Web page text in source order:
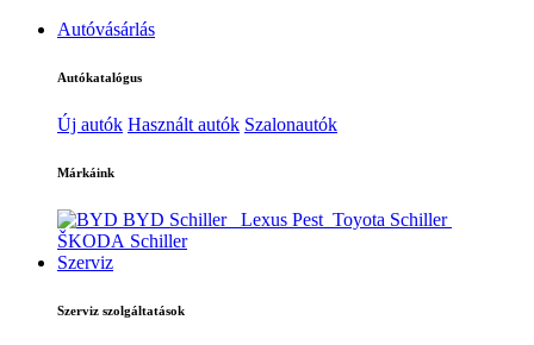
Autóvásárlás
Autókatalógus
Új autók Használt autók Szalonautók
Márkáink
BYD Schiller Lexus Pest Toyota Schiller
ŠKODA Schiller
Szerviz
Szerviz szolgáltatások